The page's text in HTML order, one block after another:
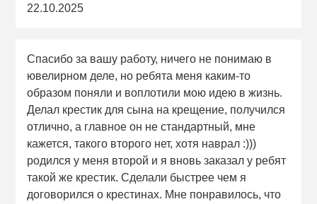
22.10.2025
Спасибо за вашу работу, ничего не понимаю в
ювелирном деле, но ребята меня каким-то
образом поняли и воплотили мою идею в жизнь.
Делал крестик для сына на крещение, получился
отлично, а главное он не стандартный, мне
кажется, такого второго нет, хотя наврал :)))
родился у меня второй и я вновь заказал у ребят
такой же крестик. Сделали быстрее чем я
договорился о крестинах. Мне понравилось, что